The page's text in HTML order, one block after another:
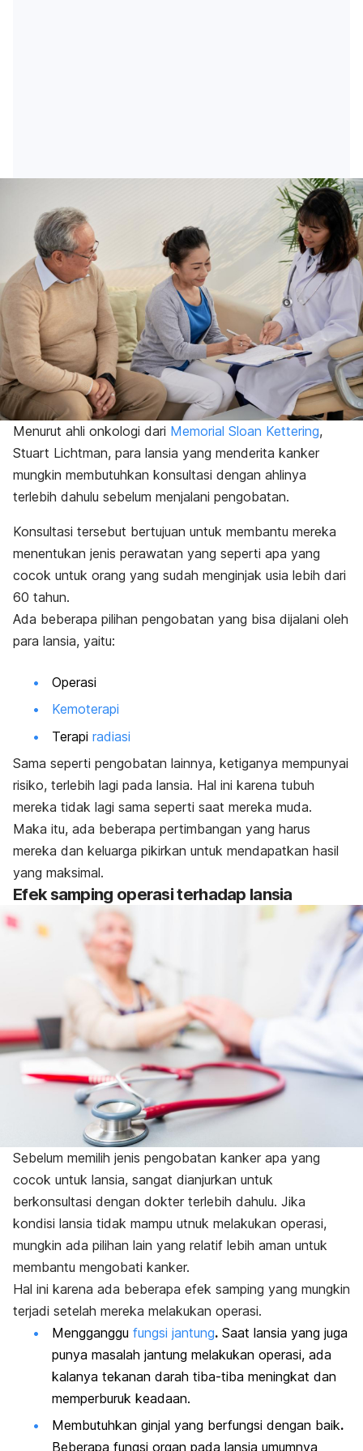
Menurut ahli onkologi dari Memorial Sloan Kettering,
Stuart Lichtman, para lansia yang menderita kanker
mungkin membutuhkan konsultasi dengan ahlinya
terlebih dahulu sebelum menjalani pengobatan.
Konsultasi tersebut bertujuan untuk membantu mereka
menentukan jenis perawatan yang seperti apa yang
cocok untuk orang yang sudah menginjak usia lebih dari
60 tahun.
Ada beberapa pilihan pengobatan yang bisa dijalani oleh
para lansia, yaitu:
Operasi
Kemoterapi
Terapi radiasi
Sama seperti pengobatan lainnya, ketiganya mempunyai
risiko, terlebih lagi pada lansia. Hal ini karena tubuh
mereka tidak lagi sama seperti saat mereka muda.
Maka itu, ada beberapa pertimbangan yang harus
mereka dan keluarga pikirkan untuk mendapatkan hasil
yang maksimal.
Efek samping operasi terhadap lansia
Sebelum memilih jenis pengobatan kanker apa yang
cocok untuk lansia, sangat dianjurkan untuk
berkonsultasi dengan dokter terlebih dahulu. Jika
kondisi lansia tidak mampu utnuk melakukan operasi,
mungkin ada pilihan lain yang relatif lebih aman untuk
membantu mengobati kanker.
Hal ini karena ada beberapa efek samping yang mungkin
terjadi setelah mereka melakukan operasi.
Mengganggu fungsi jantung. Saat lansia yang juga
punya masalah jantung melakukan operasi, ada
kalanya tekanan darah tiba-tiba meningkat dan
memperburuk keadaan.
Membutuhkan ginjal yang berfungsi dengan baik.
Beberapa fungsi organ pada lansia umumnya